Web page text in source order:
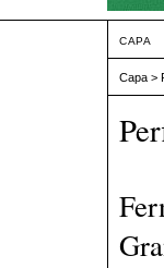
CAPA
Capa >